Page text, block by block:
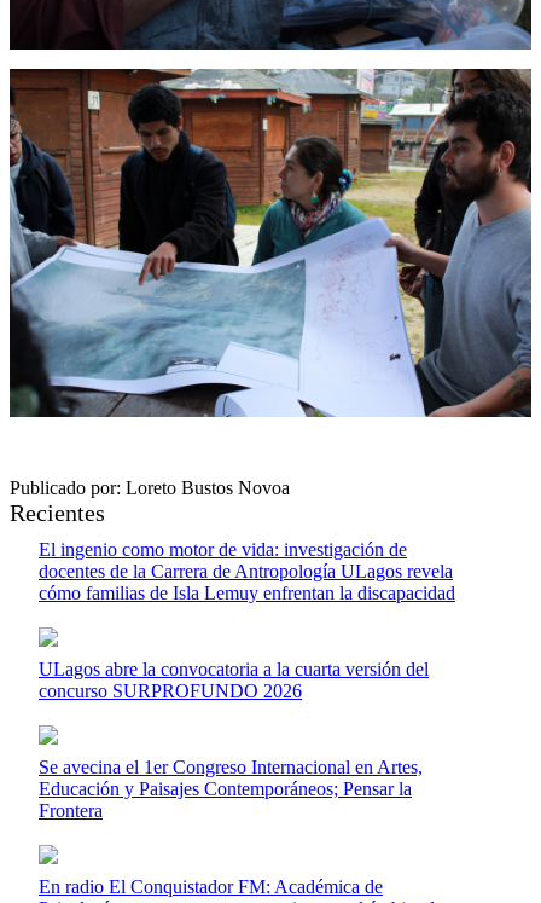
Publicado por: Loreto Bustos Novoa
Recientes
El ingenio como motor de vida: investigación de
docentes de la Carrera de Antropología ULagos revela
cómo familias de Isla Lemuy enfrentan la discapacidad
ULagos abre la convocatoria a la cuarta versión del
concurso SURPROFUNDO 2026
Se avecina el 1er Congreso Internacional en Artes,
Educación y Paisajes Contemporáneos; Pensar la
Frontera
En radio El Conquistador FM: Académica de